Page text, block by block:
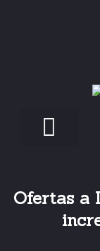
Ofertas a